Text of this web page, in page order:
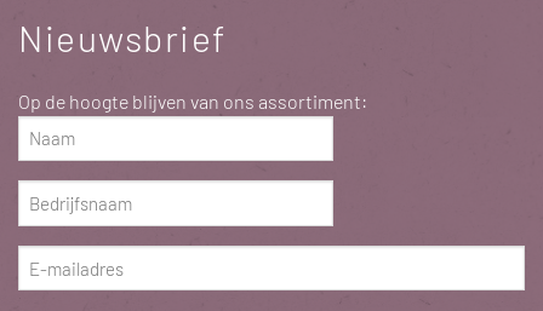
Nieuwsbrief
Op de hoogte blijven van ons assortiment:
Naam
(Vereist)
Bedrijfsnaam
(Vereist)
E-
mailadres